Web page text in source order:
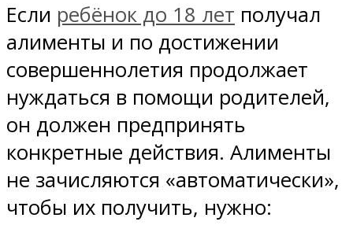
Если ребёнок до 18 лет получал
алименты и по достижении
совершеннолетия продолжает
нуждаться в помощи родителей,
он должен предпринять
конкретные действия. Алименты
не зачисляются «автоматически»,
чтобы их получить, нужно: